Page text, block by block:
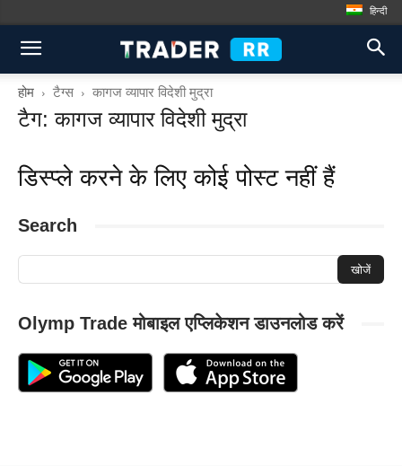
हिन्दी
होम टैग्स कागज व्यापार विदेशी मुद्रा
टैग: कागज व्यापार विदेशी मुद्रा
डिस्प्ले करने के लिए कोई पोस्ट नहीं हैं
Search
Olymp Trade मोबाइल एप्लिकेशन डाउनलोड करें